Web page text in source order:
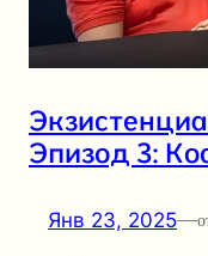
Эпизод 3:
Янв 23, 2025—